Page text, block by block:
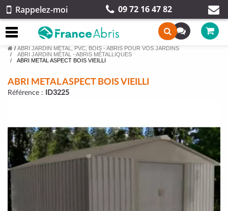
Rappelez-moi 09 72 16 47 82
/ ABRI JARDIN MÉTAL, PVC, BOIS - ABRIS POUR VOS JARDINS
ABRI JARDIN MÉTAL - ABRIS MÉTALLIQUES
ABRI METAL ASPECT BOIS VIEILLI
ABRI METAL ASPECT BOIS VIEILLI
Référence : ID3225